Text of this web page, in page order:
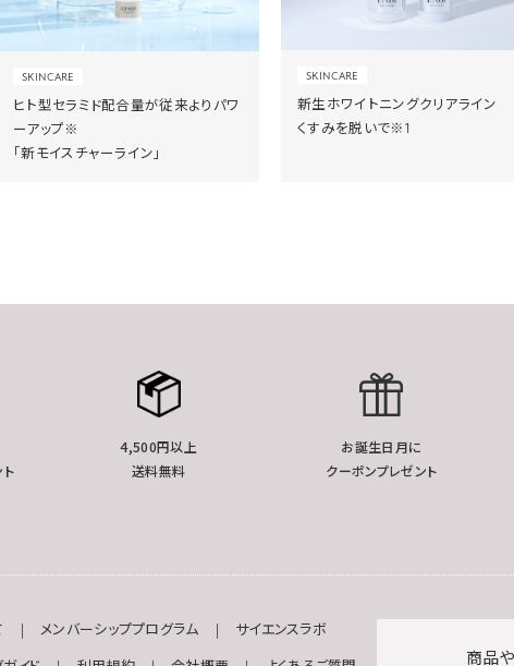
SKINCARE
ヒト型セラミド配合量が従来よりパワ
ーアップ※
「新モイスチャーライン」
SKINCARE
新生ホワイトニングクリアライン
くすみを脱いで※1
4,500円以上
送料無料
お誕生日月に
クーポンプレゼント
メンバーシッププログラム サイエンスラボ
商品